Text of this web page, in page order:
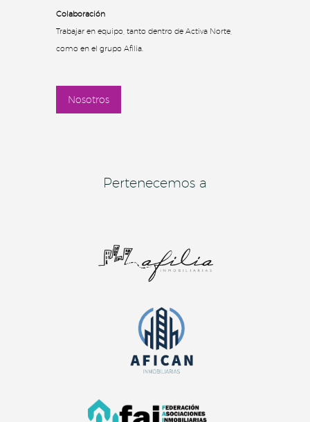
Colaboración
Trabajar en equipo, tanto dentro de Activa Norte,
como en el grupo Afilia.
Nosotros
Pertenecemos a